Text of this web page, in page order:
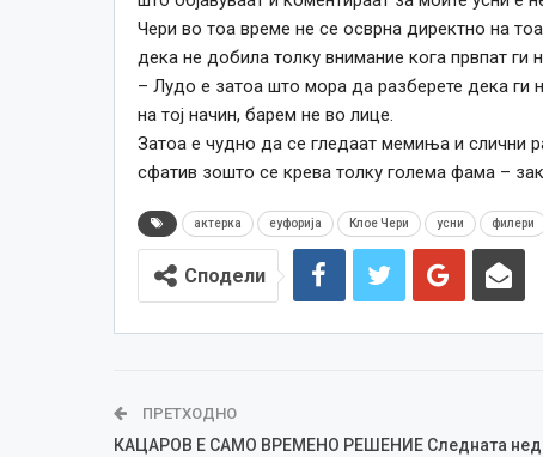
Чери во тоа време не се осврна директно на
дека не добила толку внимание кога првпат ги
– Лудо е затоа што мора да разберете дека ги
на тој начин, барем не во лице.
Затоа е чудно да се гледаат мемиња и слични
сфатив зошто се крева толку голема фама –
актерка еуфорија Клое Чери усни филери
Сподели
ПРЕТХОДНО
КАЦАРОВ Е САМО ВРЕМЕНО РЕШЕНИЕ Следната